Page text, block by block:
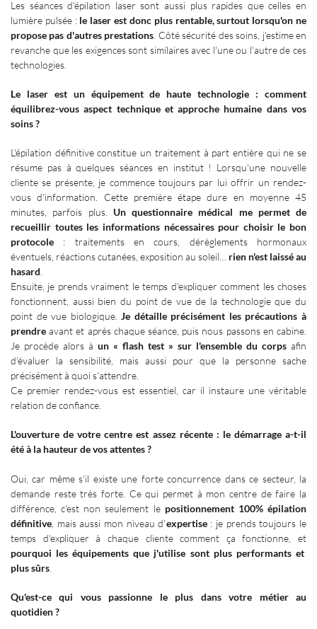
Les séances d'épilation laser sont aussi plus rapides que celles en
lumière pulsée :le laser est donc plus rentable, surtout lorsqu'on ne
propose pas d'autres prestations . Côté sécurité des soins, j'estime en
revanche que les exigences sont similaires avec l'une ou l'autre de ces
technologies.
Le laser est un équipement de haute technologie : comment
équilibrez-vous aspect technique et approche humaine dans vos
soins?
L'épilation définitive constitue un traitement à part entière qui ne se
résume pas à quelques séances en institut ! Lorsqu'une nouvelle
cliente se présente, je commence toujours par lui offrir un rendez-
vous d'information. Cette première étape dure en moyenne 45
minutes, parfois plus. Un questionnaire médical me permet de
recueillir toutes les informations nécessaires pour choisir le bon
protocole
: traitements en cours, dérèglements hormonaux
éventuels, réactions cutanées, exposition au soleil…
rien n'est laissé au
hasard
Ensuite, je prends vraiment le temps d'expliquer comment les choses
fonctionnent, aussi bien du point de vue de la technologie que du
point de vue biologique.Je détaille précisément les précautions à
prendre avant et après chaque séance, puis nous passons en cabine.
Je procède alors à un « flash test » sur l'ensemble du corps afin
d'évaluer la sensibilité, mais aussi pour que la personne sache
précisément à quoi s'attendre.
Ce premier rendez-vous est essentiel, car il instaure une véritable
relation de confiance.
L'ouverture de votre centre est assez récente : le démarrage a-t-il
été à la hauteur de vos attentes?
Oui, car même s'il existe une forte concurrence dans ce secteur, la
demande reste très forte. Ce qui permet à mon centre de faire la
différence, c'est non seulement le positionnement 100% épilation
définitive , mais aussi mon niveau d'expertise : je prends toujours le
temps d'expliquer à chaque cliente comment ça fonctionne, et
pourquoi les équipements que j'utilise sont plus performants et
plus sûrs
Qu'est-ce qui vous passionne le plus dans votre métier au
quotidien?